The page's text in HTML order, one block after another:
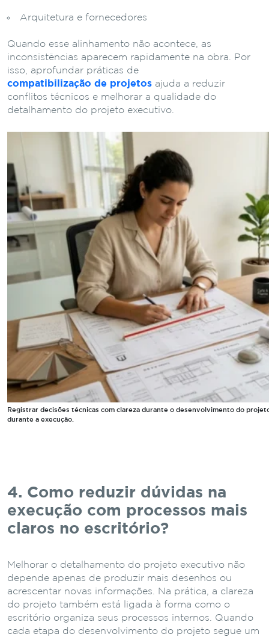
Arquitetura e fornecedores
Quando esse alinhamento não acontece, as
inconsistências aparecem rapidamente na obra. Por
isso, aprofundar práticas de
compatibilização de projetos ajuda a reduzir
conflitos técnicos e melhorar a qualidade do
detalhamento do projeto executivo.
Registrar decisões técnicas com clareza durante o desenvolvimento do
durante a execução.
4. Como reduzir dúvidas na
execução com processos mais
claros no escritório?
Melhorar o detalhamento do projeto executivo não
depende apenas de produzir mais desenhos ou
acrescentar novas informações. Na prática, a clareza
do projeto também está ligada à forma como o
escritório organiza seus processos internos. Quando
cada etapa do desenvolvimento do projeto segue um